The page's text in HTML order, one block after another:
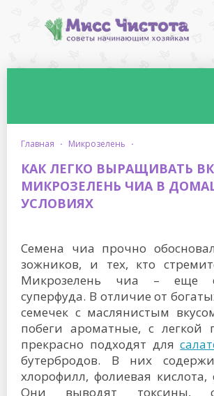
главная · микрозелень ·
КАК ЛЕГКО ВЫРАЩИВАТЬ
МИКРОЗЕЛЕНЬ ЧИА В
УСЛОВИЯХ
Семена чиа прочно
зожников, и тех, кто
Микрозелень чиа – еще
суперфуда. В отличие от
семечек с маслянистым
побеги ароматные, с легкой
прекрасно подходят для
бутербродов. В них
хлорофилл, фолиевая
Они выводят токсины,